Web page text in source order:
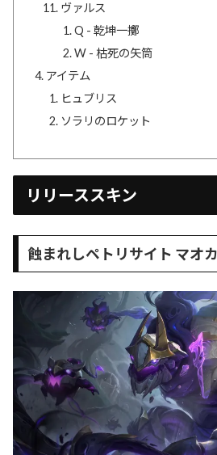
ヴァルス
Q - 乾坤一擲
W - 枯死の矢筒
アイテム
ヒュブリス
ソラリのロケット
リリーススキン
蝕まれしペトリサイト マオ